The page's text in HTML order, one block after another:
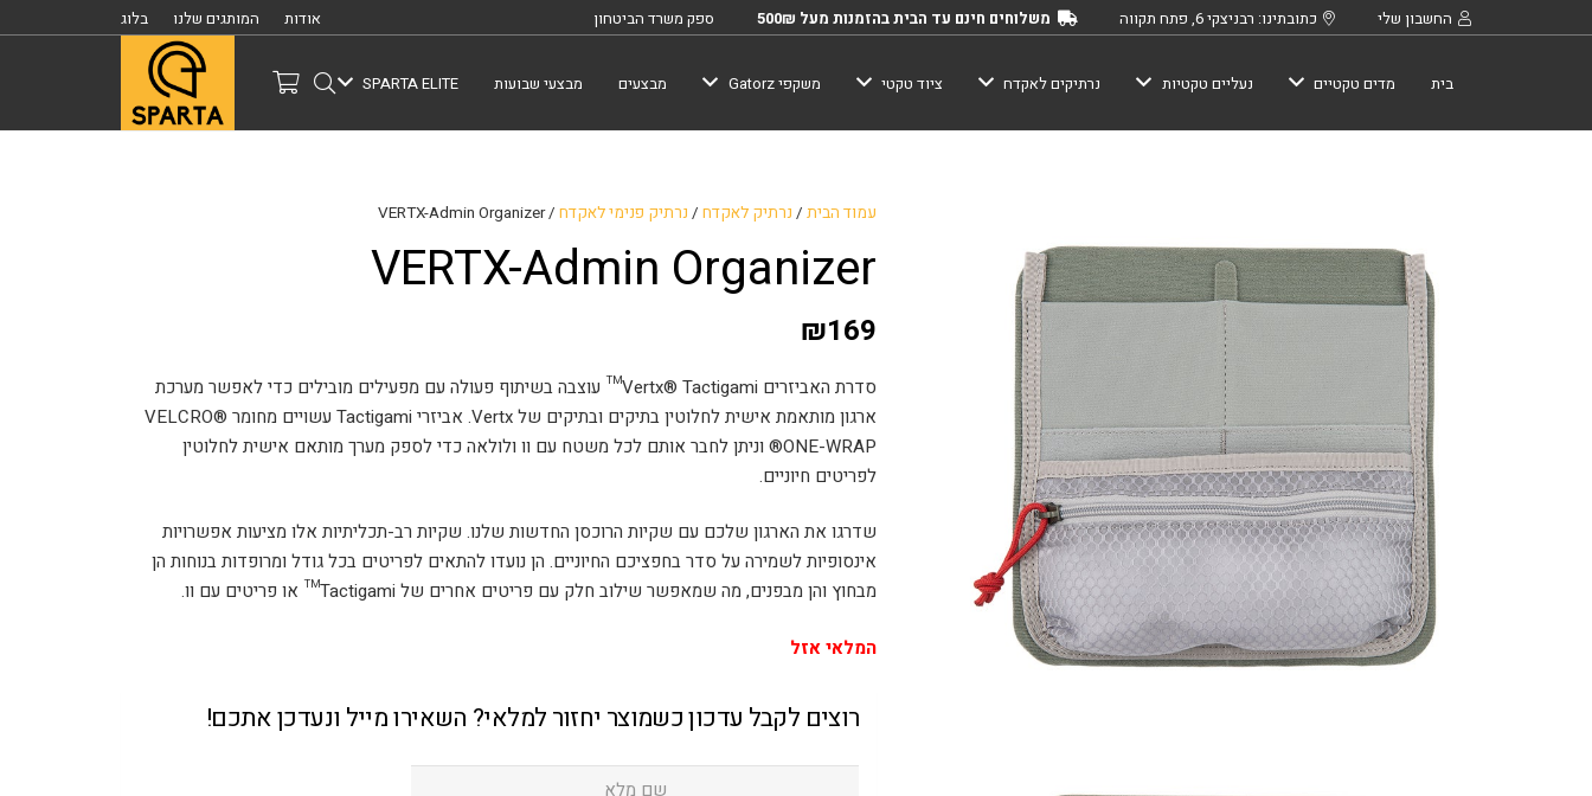
החשבון שלי כתובתינו: רבניצקי 6, פתח תקווה משלוחים חינם עד הבית בהזמנות מעל 500₪ ספק משרד הביטחון אודות המותגים שלנו בלוג
בית מדים טקטיים נעליים טקטיות נרתיקים לאקדח ציוד טקטי משקפי Gatorz מבצעים מבצעי שבועות SPARTA ELITE
עמוד הבית/ נרתיק לאקדח/ נרתיק פנימי לאקדח/ VERTX-Admin Organizer
VERTX-Admin Organizer
₪169
סדרת האביזרים Vertx® Tactigami™ עוצבה בשיתוף פעולה עם מפעילים מובילים כדי לאפשר מערכת
ארגון מותאמת אישית לחלוטין בתיקים ובתיקים של Vertx. אביזרי Tactigami עשויים מחומר VELCRO®
ONE-WRAP® וניתן לחבר אותם לכל משטח עם וו ולולאה כדי לספק מערך מותאם אישית לחלוטין
לפריטים חיוניים.
שדרגו את הארגון שלכם עם שקיות הרוכסן החדשות שלנו. שקיות רב-תכליתיות אלו מציעות אפשרויות
אינסופיות לשמירה על סדר בחפציכם החיוניים. הן נועדו להתאים לפריטים בכל גודל ומרופדות בנוחות הן
מבחוץ והן מבפנים, מה שמאפשר שילוב חלק עם פריטים אחרים של Tactigami™ או פריטים עם וו.
המלאי אזל
רוצים לקבל עדכון כשמוצר יחזור למלאי? השאירו מייל ונעדכן אתכם!